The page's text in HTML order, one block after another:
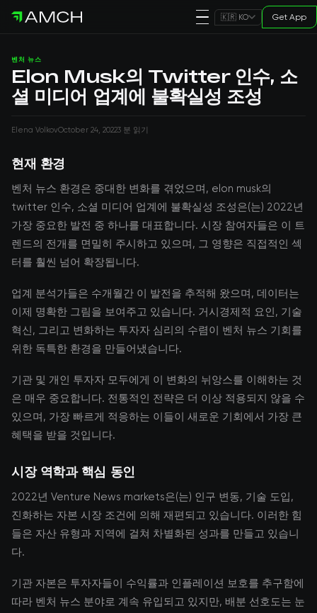
🇰🇷 KO Get App
벤처 뉴스
Elon Musk의 Twitter 인수, 소
셜 미디어 업계에 불확실성 조성
Elena VolkovOctober 24, 20223 분 읽기
현재 환경
벤처 뉴스 환경은 중대한 변화를 겪었으며, elon musk의
twitter 인수, 소셜 미디어 업계에 불확실성 조성은(는) 2022년
가장 중요한 발전 중 하나를 대표합니다. 시장 참여자들은 이 트
렌드의 전개를 면밀히 주시하고 있으며, 그 영향은 직접적인 섹
터를 훨씬 넘어 확장됩니다.
업계 분석가들은 수개월간 이 발전을 추적해 왔으며, 데이터는
이제 명확한 그림을 보여주고 있습니다. 거시경제적 요인, 기술
혁신, 그리고 변화하는 투자자 심리의 수렴이 벤처 뉴스 기회를
위한 독특한 환경을 만들어냈습니다.
기관 및 개인 투자자 모두에게 이 변화의 뉘앙스를 이해하는 것
은 매우 중요합니다. 전통적인 전략은 더 이상 적용되지 않을 수
있으며, 가장 빠르게 적응하는 이들이 새로운 기회에서 가장 큰
혜택을 받을 것입니다.
시장 역학과 핵심 동인
2022년 Venture News markets은(는) 인구 변동, 기술 도입,
진화하는 자본 시장 조건에 의해 재편되고 있습니다. 이러한 힘
들은 자산 유형과 지역에 걸쳐 차별화된 성과를 만들고 있습니
다.
기관 자본은 투자자들이 수익률과 인플레이션 보호를 추구함에
따라 벤처 뉴스 분야로 계속 유입되고 있지만, 배분 선호도는 눈